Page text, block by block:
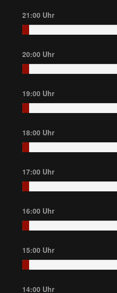
21:00 Uhr
20:00 Uhr
19:00 Uhr
18:00 Uhr
17:00 Uhr
16:00 Uhr
15:00 Uhr
14:00 Uhr